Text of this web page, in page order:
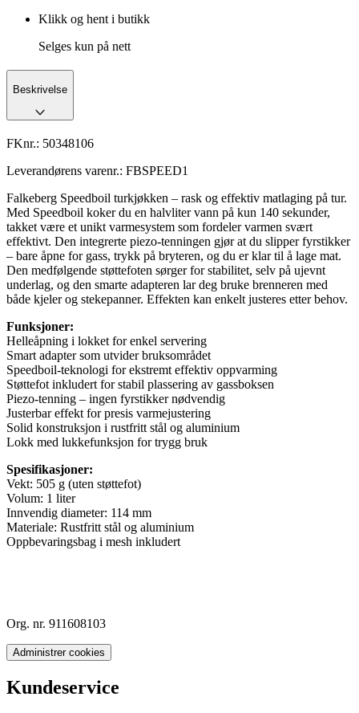
Klikk og hent i butikk
Selges kun på nett
Beskrivelse
FKnr.: 50348106
Leverandørens varenr.: FBSPEED1
Falkeberg Speedboil turkjøkken – rask og effektiv matlaging på tur.
Med Speedboil koker du en halvliter vann på kun 140 sekunder,
takket være et unikt varmesystem som fordeler varmen svært
effektivt. Den integrerte piezo-tenningen gjør at du slipper fyrstikker
– bare åpne for gass, trykk på bryteren, og du er klar til å lage mat.
Den medfølgende støttefoten sørger for stabilitet, selv på ujevnt
underlag, og den smarte adapteren lar deg bruke brenneren med
både kjeler og stekepanner. Effekten kan enkelt justeres etter behov.
Funksjoner:
Helleåpning i lokket for enkel servering
Smart adapter som utvider bruksområdet
Speedboil-teknologi for ekstremt effektiv oppvarming
Støttefot inkludert for stabil plassering av gassboksen
Piezo-tenning – ingen fyrstikker nødvendig
Justerbar effekt for presis varmejustering
Solid konstruksjon i rustfritt stål og aluminium
Lokk med lukkefunksjon for trygg bruk
Spesifikasjoner:
Vekt: 505 g (uten støttefot)
Volum: 1 liter
Innvendig diameter: 114 mm
Materiale: Rustfritt stål og aluminium
Oppbevaringsbag i mesh inkludert
Org. nr. 911608103
Administrer cookies
Kundeservice